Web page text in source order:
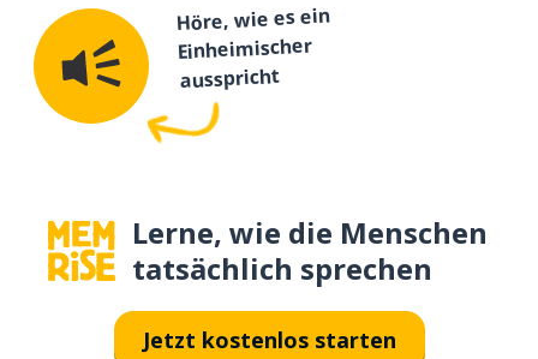
Höre, wie es ein
Einheimischer
ausspricht
Lerne, wie die Menschen
tatsächlich sprechen
Jetzt kostenlos starten